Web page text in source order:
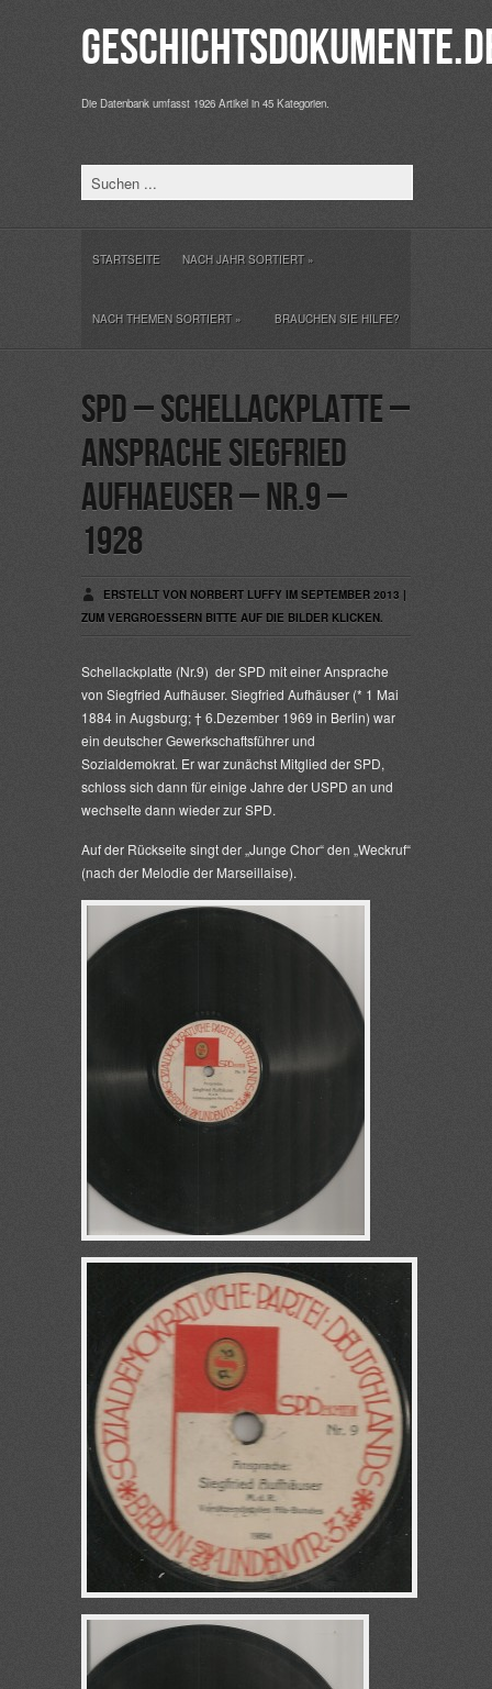
Die Datenbank umfasst 1926 Artikel in 45 Kategorien.
STARTSEITE NACH JAHR SORTIERT»
NACH THEMEN SORTIERT» BRAUCHEN SIE HILFE?
SPD – Schellackplatte –
Ansprache Siegfried
Aufhaeuser – Nr.9 –
1928
ERSTELLT VON NORBERT LUFFY IM SEPTEMBER 2013 |
ZUM VERGROESSERN BITTE AUF DIE BILDER KLICKEN.
Schellackplatte (Nr.9) der SPD mit einer Ansprache
von Siegfried Aufhäuser. Siegfried Aufhäuser (* 1 Mai
1884 in Augsburg; † 6.Dezember 1969 in Berlin) war
ein deutscher Gewerkschaftsführer und
Sozialdemokrat. Er war zunächst Mitglied der SPD,
schloss sich dann für einige Jahre der USPD an und
wechselte dann wieder zur SPD.
Auf der Rückseite singt der „Junge Chor“ den „Weckruf“
(nach der Melodie der Marseillaise).